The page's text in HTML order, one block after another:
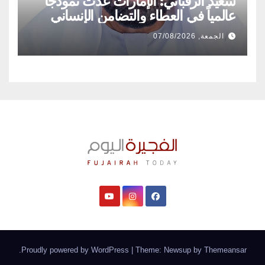
عالمياً في العطاء والتضامن الإنساني
الجمعة, 07/08/2026
Proudly powered by WordPress Theme: Newsup by Themeansar